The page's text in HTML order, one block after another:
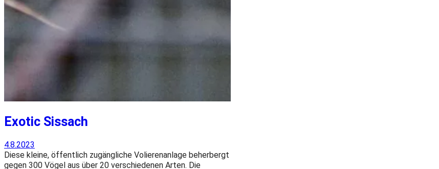
Exotic Sissach
4.8.2023
Diese kleine, öffentlich zugängliche Volierenanlage beherbergt
gegen 300 Vögel aus über 20 verschiedenen Arten. Die